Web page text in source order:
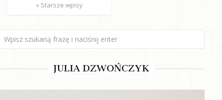
« Starsze wpisy
JULIA DZWOŃCZYK